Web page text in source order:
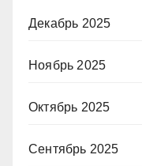
Декабрь 2025
Ноябрь 2025
Октябрь 2025
Сентябрь 2025